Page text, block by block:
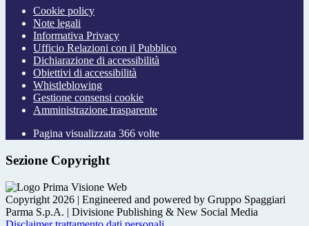
Cookie policy
Note legali
Informativa Privacy
Ufficio Relazioni con il Pubblico
Dichiarazione di accessibilità
Obiettivi di accessibilità
Whistleblowing
Gestione consensi cookie
Amministrazione trasparente
Pagina visualizzata 366 volte
Sezione Copyright
Copyright 2026 | Engineered and powered by Gruppo Spaggiari
Parma S.p.A. | Divisione Publishing & New Social Media